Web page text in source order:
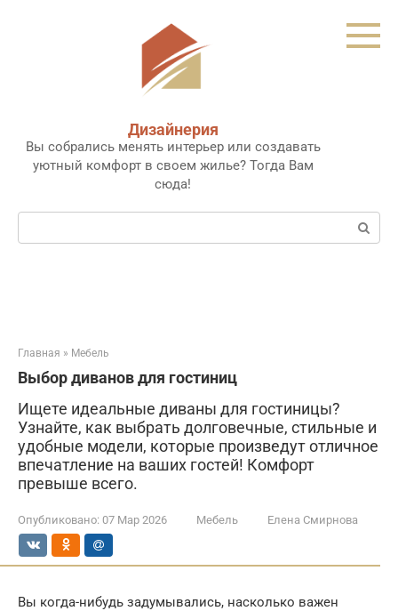
Дизайнерия
Вы собрались менять интерьер или создавать
уютный комфорт в своем жилье? Тогда Вам
сюда!
Поиск:
Главная » Мебель
Выбор диванов для гостиниц
Ищете идеальные диваны для гостиницы?
Узнайте, как выбрать долговечные, стильные и
удобные модели, которые произведут отличное
впечатление на ваших гостей! Комфорт
превыше всего.
Опубликовано: 07 Мар 2026 Мебель Елена Смирнова
Вы когда-нибудь задумывались, насколько важен